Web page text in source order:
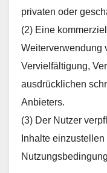
privaten oder
(2) Eine
Weiterverwendung
Vervielfältigung,
ausdrücklichen
Anbieters.
(3) Der Nutzer
Inhalte